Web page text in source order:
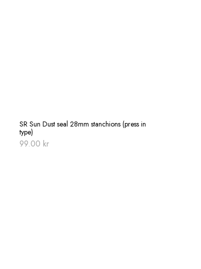
SR Sun Dust seal 28mm stanchions (press in
type)
99.00 kr